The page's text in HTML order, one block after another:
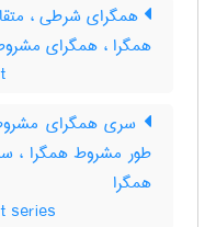
همگرای شرطی ،
همگرا ، همگرای
سری همگرای
طور مشروط همگرا
همگرا
series